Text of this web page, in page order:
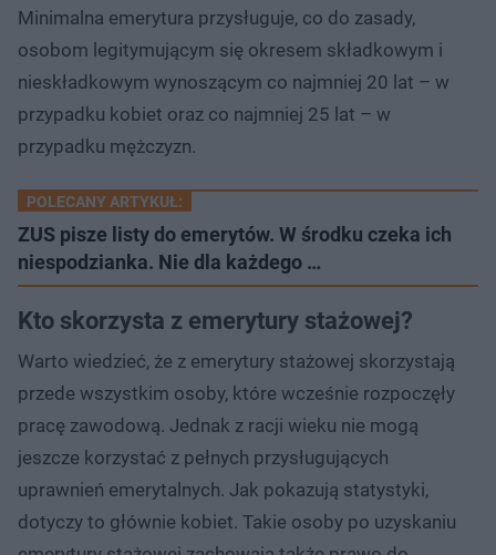
Minimalna emerytura przysługuje, co do zasady,
osobom legitymującym się okresem składkowym i
nieskładkowym wynoszącym co najmniej 20 lat – w
przypadku kobiet oraz co najmniej 25 lat – w
przypadku mężczyzn.
POLECANY ARTYKUŁ:
ZUS pisze listy do emerytów. W środku czeka ich
niespodzianka. Nie dla każdego …
Kto skorzysta z emerytury stażowej?
Warto wiedzieć, że z emerytury stażowej skorzystają
przede wszystkim osoby, które wcześnie rozpoczęły
pracę zawodową. Jednak z racji wieku nie mogą
jeszcze korzystać z pełnych przysługujących
uprawnień emerytalnych. Jak pokazują statystyki,
dotyczy to głównie kobiet. Takie osoby po uzyskaniu